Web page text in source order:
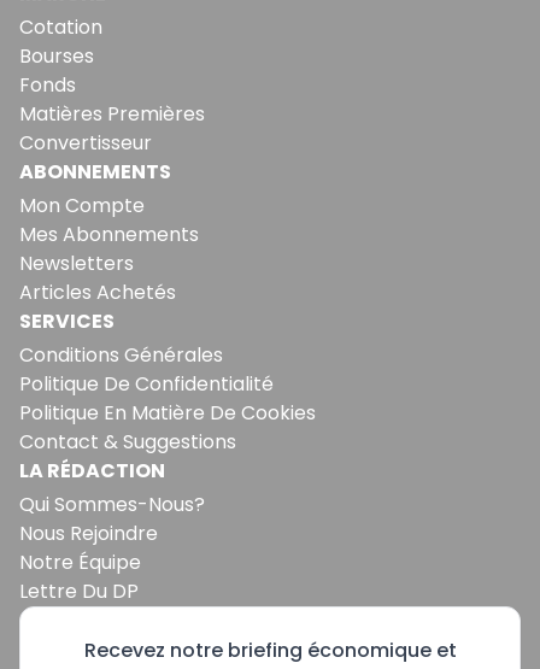
Cotation
Bourses
Fonds
Matières Premières
Convertisseur
ABONNEMENTS
Mon Compte
Mes Abonnements
Newsletters
Articles Achetés
SERVICES
Conditions Générales
Politique De Confidentialité
Politique En Matière De Cookies
Contact & Suggestions
LA RÉDACTION
Qui Sommes-Nous?
Nous Rejoindre
Notre Équipe
Lettre Du DP
Recevez notre briefing économique et